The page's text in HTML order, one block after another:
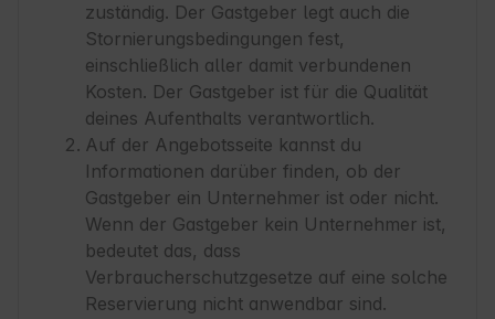
zuständig. Der Gastgeber legt auch die
Stornierungsbedingungen fest,
einschließlich aller damit verbundenen
Kosten. Der Gastgeber ist für die Qualität
deines Aufenthalts verantwortlich.
Auf der Angebotsseite kannst du
Informationen darüber finden, ob der
Gastgeber ein Unternehmer ist oder nicht.
Wenn der Gastgeber kein Unternehmer ist,
bedeutet das, dass
Verbraucherschutzgesetze auf eine solche
Reservierung nicht anwendbar sind.